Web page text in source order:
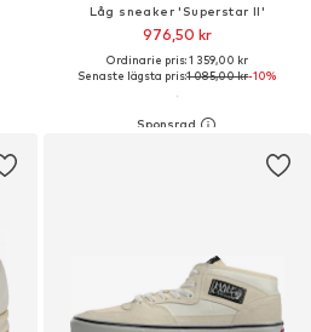
Låg sneaker 'Superstar II'
976,50 kr
Ordinarie pris: 1 359,00 kr
Senaste lägsta pris:1 085,00 kr-10%